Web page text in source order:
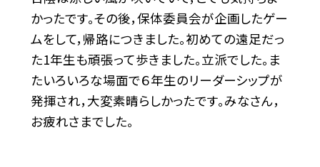
かったです。その後，保体委員会が企画したゲー
ムをして，帰路につきました。初めての遠足だっ
た1年生も頑張って歩きました。立派でした。ま
たいろいろな場面で６年生のリーダーシップが
発揮され，大変素晴らしかったです。みなさん，
お疲れさまでした。